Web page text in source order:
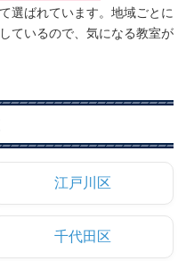
選ばれています。地域ごとに
ているので、気になる教室が
江戸川区
千代田区